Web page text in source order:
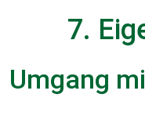
7.
Umgang